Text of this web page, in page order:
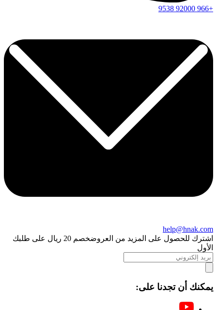
+966
92000
9538
help@hnak.com
اشترك للحصول على المزيد من العروض
خصم 20 ريال على طلبك
الأول
يمكنك أن تجدنا على: